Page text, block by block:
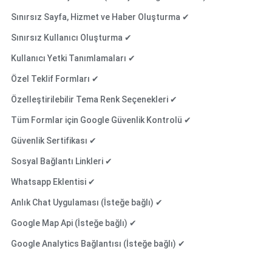
Sınırsız Sayfa, Hizmet ve Haber Oluşturma ✔
Sınırsız Kullanıcı Oluşturma ✔
Kullanıcı Yetki Tanımlamaları ✔
Özel Teklif Formları ✔
Özelleştirilebilir Tema Renk Seçenekleri ✔
Tüm Formlar için Google Güvenlik Kontrolü ✔
Güvenlik Sertifikası ✔
Sosyal Bağlantı Linkleri ✔
Whatsapp Eklentisi ✔
Anlık Chat Uygulaması (İsteğe bağlı) ✔
Google Map Api (İsteğe bağlı) ✔
Google Analytics Bağlantısı (İsteğe bağlı) ✔